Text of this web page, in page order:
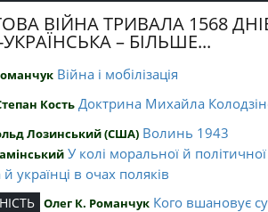
ВІЙНА ТРИВАЛА 1568
– БІЛЬШЕ...
Війна і мобілізація
Кость Доктрина Михайла
Лозинський (США) Волинь 1943
У колі моральної й політичної
й українці в очах поляків
Олег К. Романчук Кого вшановує